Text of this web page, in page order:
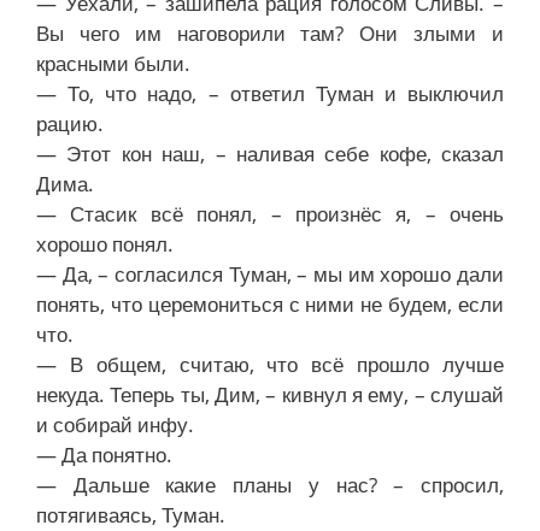
Вы чего им наговорили там? Они злыми и
красными были.
— То, что надо, – ответил Туман и выключил
рацию.
— Этот кон наш, – наливая себе кофе, сказал
Дима.
— Стасик всё понял, – произнёс я, – очень
хорошо понял.
— Да, – согласился Туман, – мы им хорошо дали
понять, что церемониться с ними не будем, если
что.
— В общем, считаю, что всё прошло лучше
некуда. Теперь ты, Дим, – кивнул я ему, – слушай
и собирай инфу.
— Да понятно.
— Дальше какие планы у нас? – спросил,
потягиваясь, Туман.